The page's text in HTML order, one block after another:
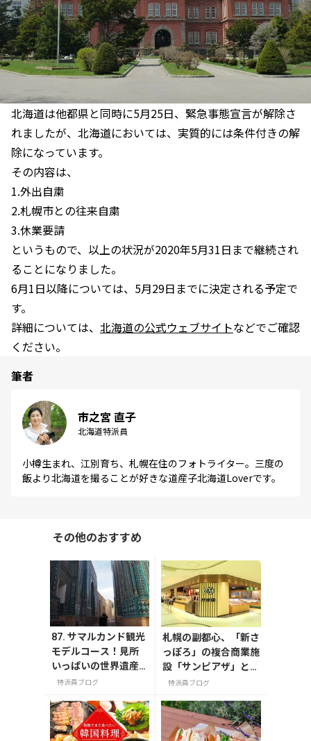
北海道は他都県と同時に5月25日、緊急事態宣言が解除さ
れましたが、北海道においては、実質的には条件付きの解
除になっています。
その内容は、
1.外出自粛
2.札幌市との往来自粛
3.休業要請
というもので、以上の状況が2020年5月31日まで継続され
ることになりました。
6月1日以降については、5月29日までに決定される予定で
す。
詳細については、 北海道の公式ウェブサイトなどでご確認
ください。
筆者
市之宮 直子
北海道特派員
小樽生まれ、江別育ち、札幌在住のフォトライター。三度の
飯より北海道を撮ることが好きな道産子北海道Loverです。
その他のおすすめ
87. サマルカンド観光
モデルコース！見所
いっぱいの世界遺産
都市を満喫するおす
特派員ブログ
札幌の副都心、「新さ
っぽろ」の複合商業施
設「サンピアザ」と
「カテプリ」は、
特派員ブログ